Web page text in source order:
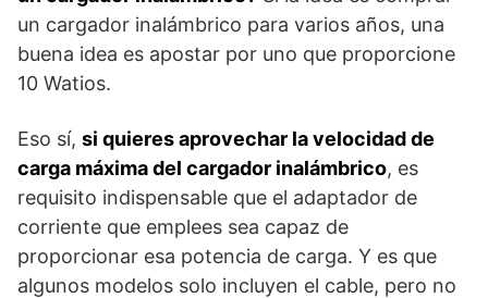
un cargador inalámbrico para varios años, una
buena idea es apostar por uno que proporcione
10 Watios.
Eso sí, si quieres aprovechar la velocidad de
carga máxima del cargador inalámbrico, es
requisito indispensable que el adaptador de
corriente que emplees sea capaz de
proporcionar esa potencia de carga. Y es que
algunos modelos solo incluyen el cable, pero no